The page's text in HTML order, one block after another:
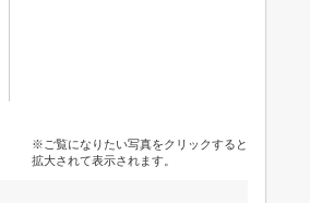
※ご覧になりたい写真をクリックすると
拡大されて表示されます。